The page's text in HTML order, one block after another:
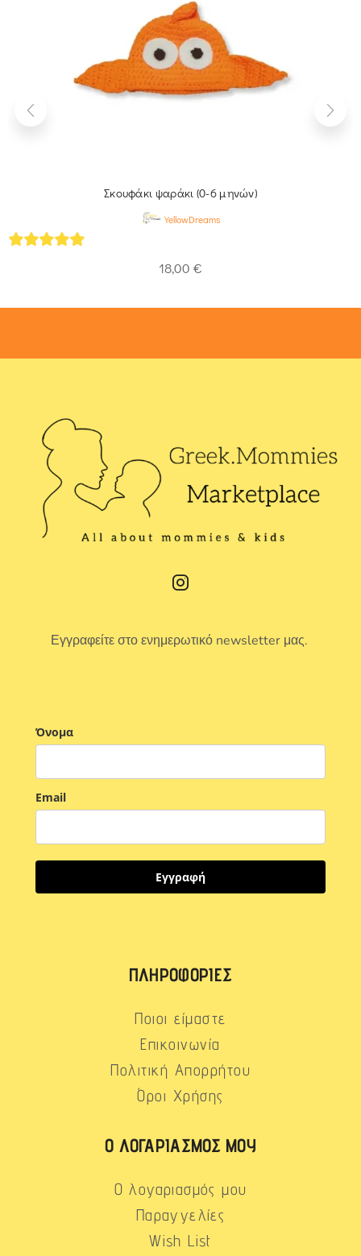
Σκουφάκι ψαράκι (0-6 μηνών)
YellowDreams
18,00 €
Εγγραφείτε στο ενημερωτικό newsletter μας.
Όνομα
Email
Εγγραφή
ΠΛΗΡΟΦΟΡΊΕΣ
Ποιοι είμαστε
Επικοινωνία
Πολιτική Απορρήτου
Όροι Χρήσης
Ο ΛΟΓΑΡΙΑΣΜΌΣ ΜΟΥ
Ο λογαριασμός μου
Παραγγελίες
Wish List